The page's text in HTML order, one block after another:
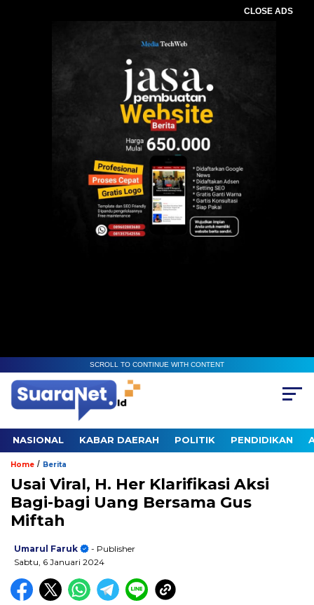
CLOSE ADS
SCROLL TO CONTINUE WITH CONTENT
NASIONAL KABAR DAERAH POLITIK PENDIDIKAN
Home / Berita
Usai Viral, H. Her Klarifikasi Aksi
Bagi-bagi Uang Bersama Gus
Miftah
Umarul Faruk
- Publisher
Sabtu, 6 Januari 2024